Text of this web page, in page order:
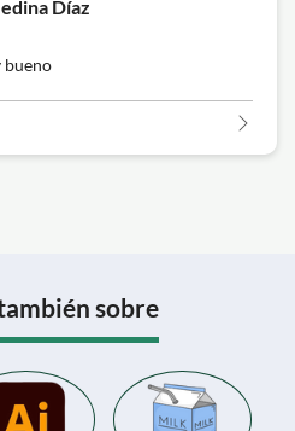
Díaz
bueno
sobre